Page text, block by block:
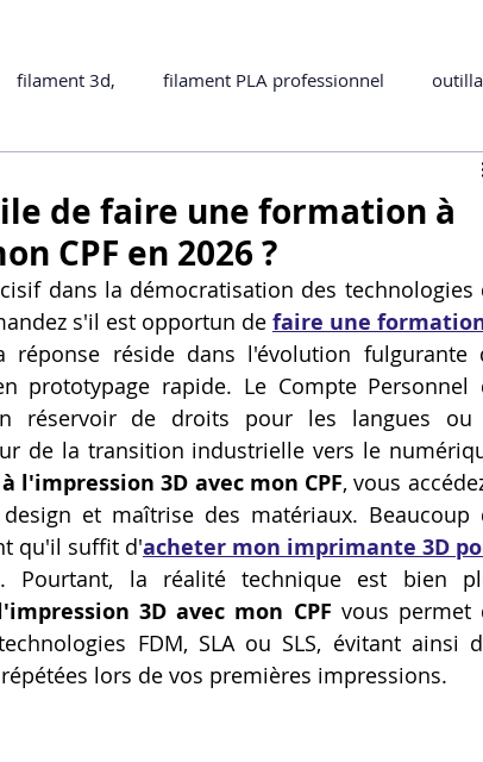
filament 3d, filament PLA professionnel
3D SCANNER 3D impression 3D
3D en ligne. Formation 3D CPF
Service administratif en ligne Secrétaire en
Creality HI combo Filament PETG
de faire une formation à
CPF en 2026 ?
dans la démocratisation des technologies
s'il est opportun de faire une
réponse réside dans l'évolution fulgurante
prototypage rapide. Le Compte Personnel
réservoir de droits pour les langues
de la transition industrielle vers le
3D avec mon CPF, vous
et maîtrise des matériaux. Beaucoup
qu'il suffit d'acheter mon imprimante 3D
Pourtant, la réalité technique est bien
3D avec mon CPF vous permet
FDM, SLA ou SLS, évitant ainsi
lors de vos premières impressions.